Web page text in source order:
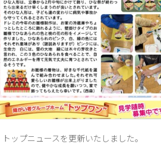
トップニュースを更新いたしました。